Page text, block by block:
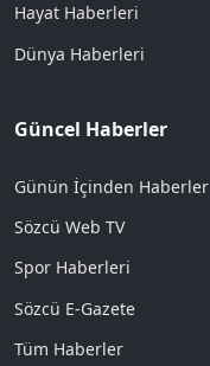
Hayat Haberleri
Dünya Haberleri
Güncel Haberler
Günün İçinden Haberler
Sözcü Web TV
Spor Haberleri
Sözcü E-Gazete
Tüm Haberler